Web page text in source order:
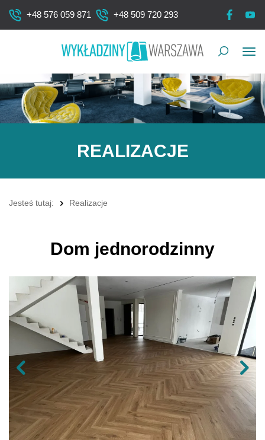
+48 576 059 871 +48 509 720 293
REALIZACJE
Jesteś tutaj: Realizacje
Dom jednorodzinny